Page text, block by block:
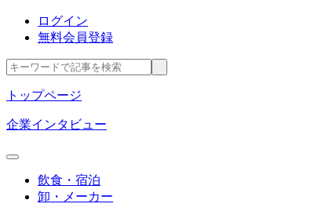
ログイン
無料会員登録
トップページ
企業インタビュー
飲食・宿泊
卸・メーカー